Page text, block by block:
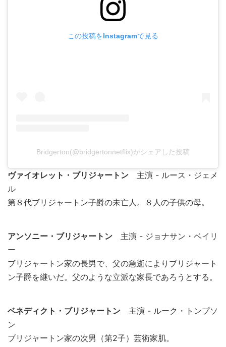
この投稿をInstagramで見る
Bridgerton(@bridgertonnetflix)がシェアした投稿
ヴァイオレット・ブリジャートン 主演 - ルース・ジェメ
ル
第８代ブリジャートン子爵の未亡人。８人の子供の母。
アンソニー・ブリジャートン 主演 - ジョナサン・ベイリ
ー
ブリジャートン家の長男で、父の急逝によりブリジャート
ン子爵を継いだ。父のような立派な家長であろうとする。
ベネディクト・ブリジャートン 主演 - ルーク・トンプソ
ン
ブリジャートン家の次男（第2子）芸術家肌。